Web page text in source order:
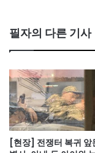
필자의 다른 기사
[현장] 전쟁터 복귀 앞